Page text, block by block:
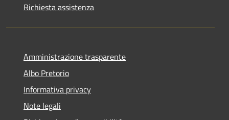
Richiesta assistenza
Amministrazione trasparente
Albo Pretorio
Informativa privacy
Note legali